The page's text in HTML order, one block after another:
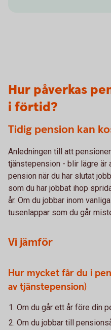
Hur påverkas
i förtid?
Tidig pension kan
Anledningen till att
tjänstepension - blir lägre är
pension när du har slutat
som du har jobbat ihop
år. Om du jobbar inom
tusenlappar som du går
Vi jämför
Hur mycket får du i
av tjänstepension)
Om du går ett år före din
Om du jobbar till